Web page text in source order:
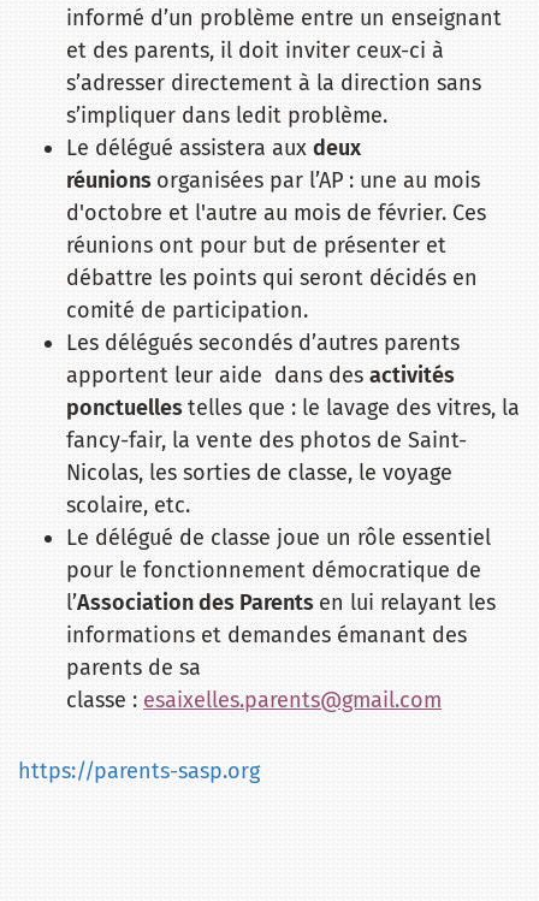
informé d’un problème entre un enseignant
et des parents, il doit inviter ceux-ci à
s’adresser directement à la direction sans
s’impliquer dans ledit problème.
Le délégué assistera aux deux
réunions organisées par l’AP : une au mois
d'octobre et l'autre au mois de février. Ces
réunions ont pour but de présenter et
débattre les points qui seront décidés en
comité de participation.
Les délégués secondés d’autres parents
apportent leur aide dans des activités
ponctuellestelles que : le lavage des vitres, la
fancy-fair, la vente des photos de Saint-
Nicolas, les sorties de classe, le voyage
scolaire, etc.
Le délégué de classe joue un rôle essentiel
pour le fonctionnement démocratique de
l’Association des Parents en lui relayant les
informations et demandes émanant des
parents de sa
classe : esaixelles.parents@gmail.com
https://parents-sasp.org